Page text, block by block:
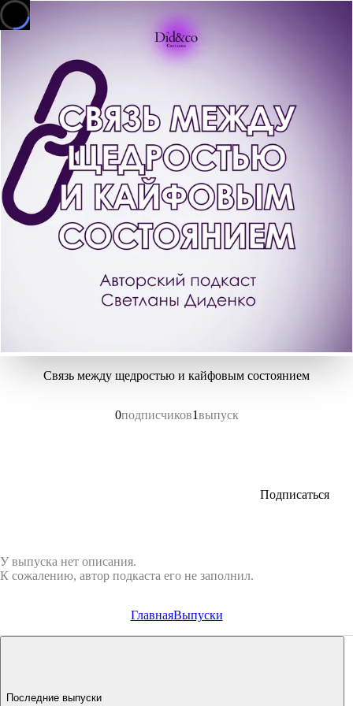
Связь между щедростью и кайфовым состоянием
0подписчиков1выпуск
Подписаться
У выпуска нет описания.
К сожалению, автор подкаста его не заполнил.
ГлавнаяВыпуски
Последние выпуски